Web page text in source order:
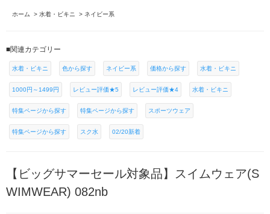
ホーム > 水着・ビキニ > ネイビー系
■関連カテゴリー
水着・ビキニ 色から探す ネイビー系 価格から探す 水着・ビキニ
1000円～1499円 レビュー評価★5 レビュー評価★4 水着・ビキニ
特集ページから探す 特集ページから探す スポーツウェア
特集ページから探す スク水 02/20新着
【ビッグサマーセール対象品】スイムウェア(S
WIMWEAR) 082nb